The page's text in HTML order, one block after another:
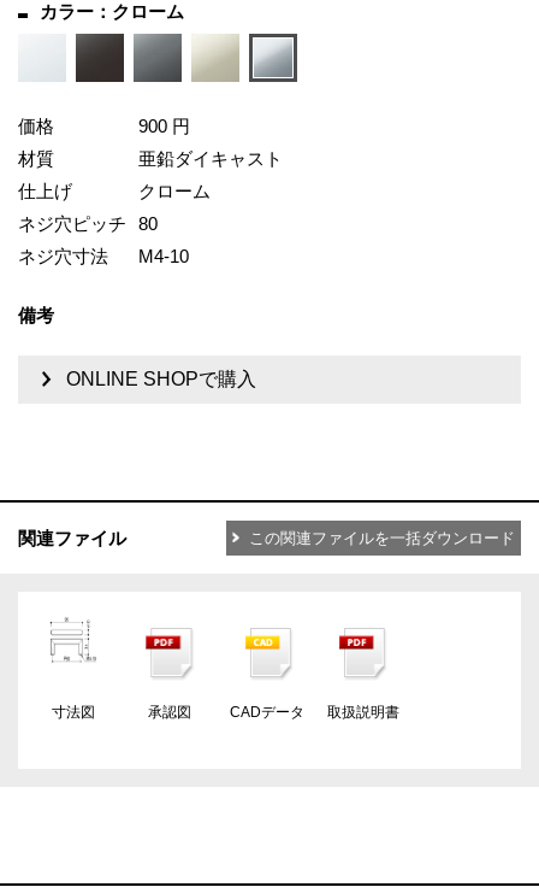
カラー：クローム
価格
900 円
材質
亜鉛ダイキャスト
仕上げ
クローム
ネジ穴ピッチ
80
ネジ穴寸法
M4-10
備考
ONLINE SHOPで購入
関連ファイル この関連ファイルを一括ダウンロード
寸法図 承認図 CADデータ 取扱説明書